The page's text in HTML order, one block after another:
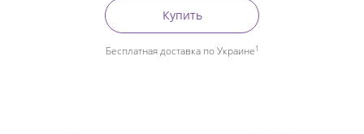
Купить
Бесплатная доставка по Украине1